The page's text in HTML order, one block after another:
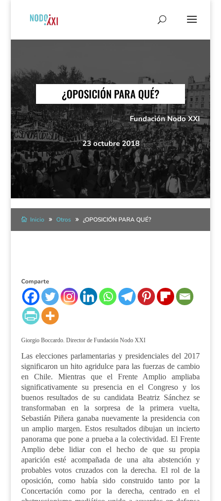
¿OPOSICIÓN PARA QUÉ?
Fundación Nodo XXI
23 octubre 2018
Inicio Otros ¿OPOSICIÓN PARA QUÉ?
Comparte
Giorgio Boccardo. Director de Fundación Nodo XXI
Las elecciones parlamentarias y presidenciales del 2017
significaron un hito agridulce para las fuerzas de cambio
en Chile. Mientras que el Frente Amplio ampliaba
significativamente su presencia en el Congreso y los
buenos resultados de su candidata Beatriz Sánchez se
transformaban en la sorpresa de la primera vuelta,
Sebastián Piñera ganaba nuevamente la presidencia con
un amplio margen. Estos resultados dibujan un incierto
panorama que pone a prueba a la colectividad. El Frente
Amplio debe lidiar con el hecho de que su propia
aparición esté acompañada de una alta abstención y
probables votos cruzados con la derecha. El rol de la
oposición, como había sido construido tanto por la
Concertación como por la derecha, centrado en el